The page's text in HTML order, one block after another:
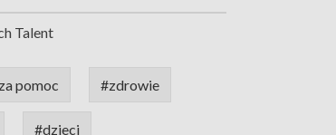
Talent
pomoc #zdrowie
#dzieci